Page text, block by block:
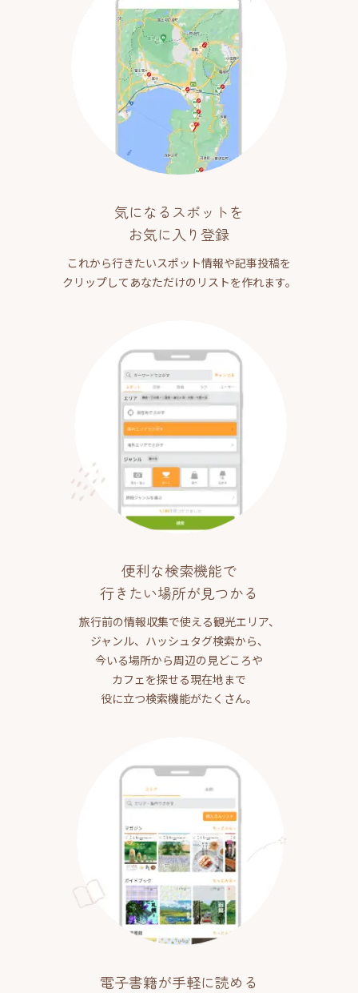
気になるスポットを
お気に入り登録
これから行きたいスポット情報や記事投稿を
クリップしてあなただけのリストを作れます。
便利な検索機能で
行きたい場所が見つかる
旅行前の情報収集で使える観光エリア、
ジャンル、ハッシュタグ検索から、
今いる場所から周辺の見どころや
カフェを探せる現在地まで
役に立つ検索機能がたくさん。
電子書籍が手軽に読める